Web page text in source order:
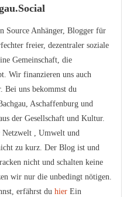
Source Anhänger, Blogger für
freier, dezentraler soziale
Gemeinschaft, die
Wir finanzieren uns auch
Bei uns bekommst du
Aschaffenburg und
der Gesellschaft und Kultur.
Netzwelt , Umwelt und
zu kurz. Der Blog ist und
nicht und schalten keine
wir nur die unbedingt nötigen.
erfährst du hierEin